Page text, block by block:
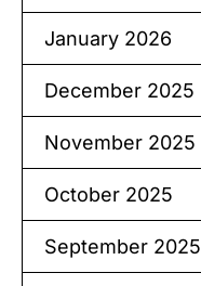
January 2026
December 2025
November 2025
October 2025
September 2025